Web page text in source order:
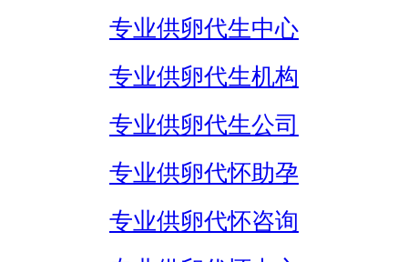
专业供卵代生中心
专业供卵代生机构
专业供卵代生公司
专业供卵代怀助孕
专业供卵代怀咨询